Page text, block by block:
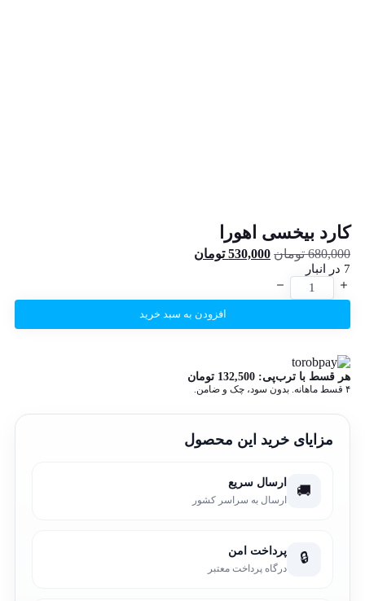
کارد بیخسی اهورا
680,000 تومان 530,000 تومان
7 در انبار
افزودن به سبد خرید
هر قسط با ترب‌پی: 132,500 تومان
۴ قسط ماهانه. بدون سود، چک و ضامن.
مزایای خرید این محصول
🚚 ارسال سریع
ارسال به سراسر کشور
🔒 پرداخت امن
درگاه پرداخت معتبر